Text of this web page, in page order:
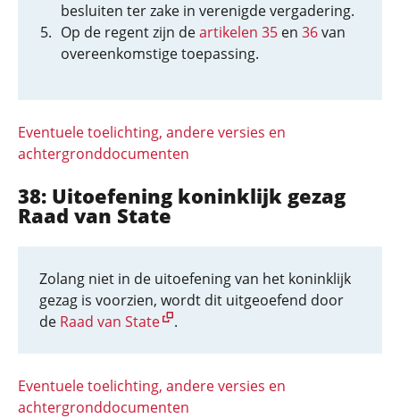
besluiten ter zake in verenigde vergadering.
Op de regent zijn deartikelen 35 en 36van
overeenkomstige toepassing.
Eventuele toelichting, andere versies en
achtergronddocumenten
38: Uitoefening koninklijk gezag
Raad van State
Zolang niet in de uitoefening van het koninklijk
gezag is voorzien, wordt dit uitgeoefend door
de Raad van State .
Eventuele toelichting, andere versies en
achtergronddocumenten